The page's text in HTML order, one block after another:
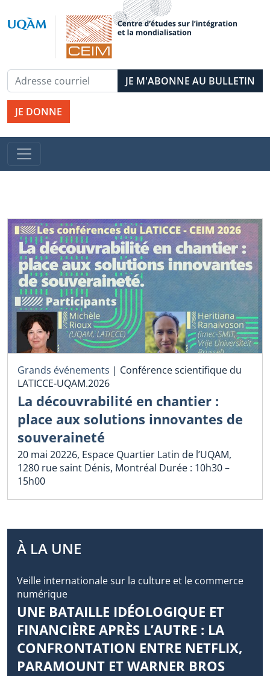
JE DONNE
Grands événements | Conférence scientifique du
LATICCE-UQAM.2026
La découvrabilité en chantier :
place aux solutions innovantes de
souveraineté
20 mai 20226, Espace Quartier Latin de l’UQAM,
1280 rue saint Dénis, Montréal Durée : 10h30 –
15h00
À LA UNE
Veille internationale sur la culture et le commerce
numérique
UNE BATAILLE IDÉOLOGIQUE ET
FINANCIÈRE APRÈS L’AUTRE : LA
CONFRONTATION ENTRE NETFLIX,
PARAMOUNT ET WARNER BROS